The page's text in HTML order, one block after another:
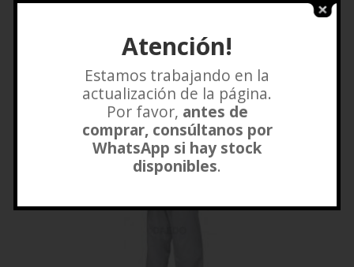
Atención!
Estamos trabajando en la
actualización de la página.
Por favor, antes de
comprar, consúltanos por
WhatsApp si hay stock
disponibles.